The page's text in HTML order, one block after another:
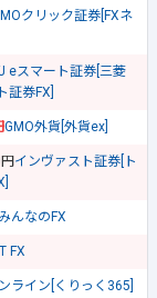
クリック証券[FXネ
eスマート証券[三菱
証券FX]
GMO外貨[外貨ex]
インヴァスト証券[ト
みんなのFX
FX
ライン[くりっく365]